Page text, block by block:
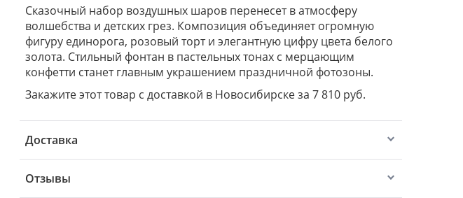
Сказочный набор воздушных шаров перенесет в атмосферу
волшебства и детских грез. Композиция объединяет огромную
фигуру единорога, розовый торт и элегантную цифру цвета белого
золота. Стильный фонтан в пастельных тонах с мерцающим
конфетти станет главным украшением праздничной фотозоны.
Закажите этот товар с доставкой в Новосибирске за 7 810 руб.
Доставка
Отзывы